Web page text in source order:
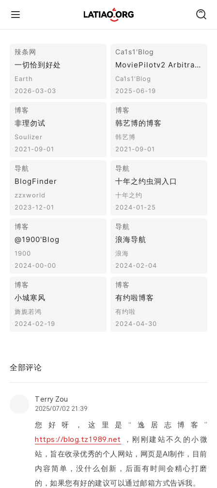
旅行
跑遍中国
票夹
友邻
关于
全部评论
Terry Zou
2025/07/02 21:39
您好呀，这里是“逸居志博客”
https://blog.tz1989.net ，刚刚建站不久的小微
站，旨在收录优秀的个人网站，网页是AI制作，目前
内容简单，没什么创新，后面有时间会精心打磨
的，如果您有好的建议可以通过邮箱方式告诉我。